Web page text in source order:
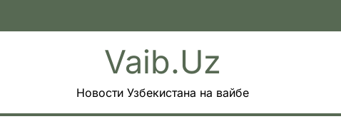
Vaib.uz
Новости Узбекистана на вайбе